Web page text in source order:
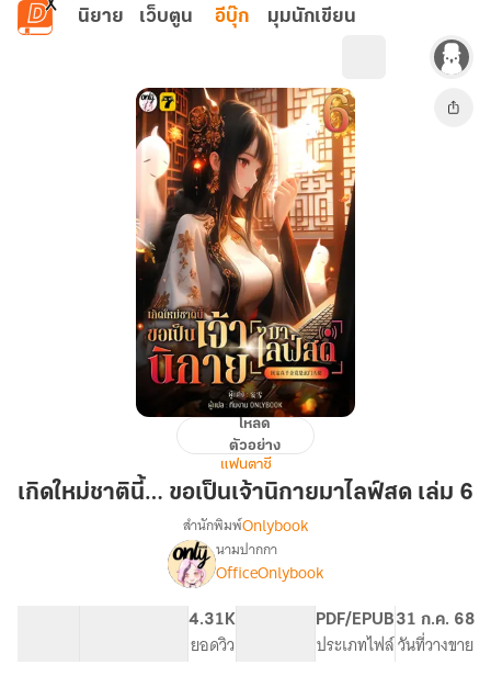
ข้ามไปยังเนื้อหาหลัก
นิยาย เว็บตูน อีบุ๊ก มุมนักเขียน
ชาติ
โหลด
ตัวอย่าง
แฟนตาซี
เกิดใหม่ชาตินี้… ขอเป็นเจ้านิกายมาไลฟ์สด เล่ม 6
เรื่อง[จบ]
เกิด
สำนักพิมพ์Onlybook
นามปากกา
OfficeOnlybook
4.31K
ยอดวิว
PDF/EPUB
ประเภทไฟล์
31 ก.ค. 68
วันที่วางขาย